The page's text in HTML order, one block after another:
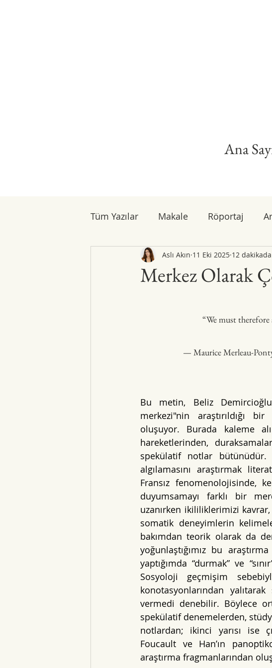
Ana
Tüm Yazılar Makale Röportaj
Merkez Olarak
Aslı Akın 11 Eki 2025 12
“We must
— Maurice Merleau-
Bu metin, Beliz
merkezi"nin araştırıldığı
oluşuyor. Burada kaleme
hareketlerinden,
spekülatif notlar bütünüdür.
algılamasını araştırmak
Fransız fenomenolojisinde,
duyumsamayı farklı bir
uzanırken ikililiklerimizi
somatik deneyimlerin
bakımdan teorik olarak da
yoğunlaştığımız bu
yaptığımda “durmak” ve
Sosyoloji geçmişim
konotasyonlarından
vermedi denebilir. Böylece
spekülatif denemelerden,
notlardan; ikinci yarısı ise
Foucault ve Han’ın
araştırma fragmanlarından